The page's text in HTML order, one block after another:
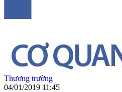
Thương trường
04/01/2019 11:45